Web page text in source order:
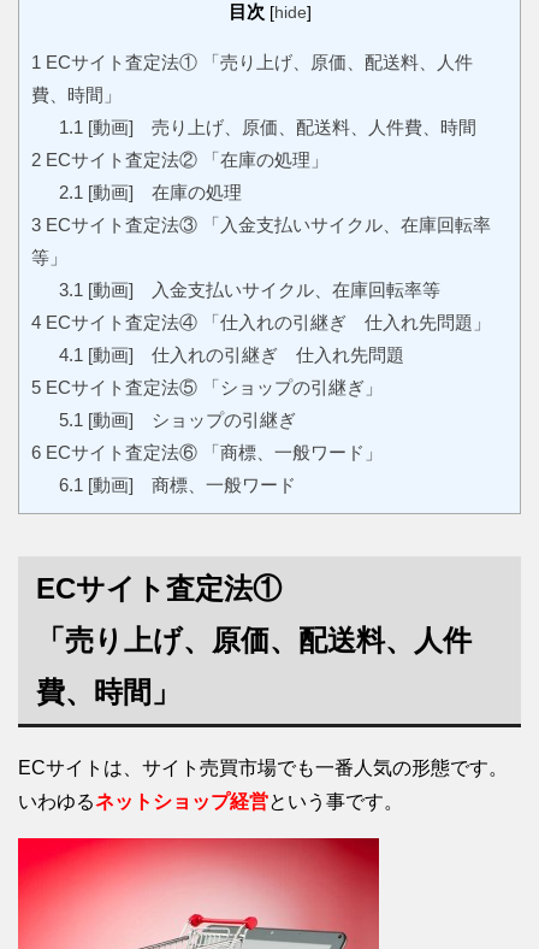
目次 [hide]
1 ECサイト査定法① 「売り上げ、原価、配送料、人件
費、時間」
1.1 [動画] 売り上げ、原価、配送料、人件費、時間
2 ECサイト査定法② 「在庫の処理」
2.1 [動画] 在庫の処理
3 ECサイト査定法③ 「入金支払いサイクル、在庫回転率
等」
3.1 [動画] 入金支払いサイクル、在庫回転率等
4 ECサイト査定法④ 「仕入れの引継ぎ 仕入れ先問題」
4.1 [動画] 仕入れの引継ぎ 仕入れ先問題
5 ECサイト査定法⑤ 「ショップの引継ぎ」
5.1 [動画] ショップの引継ぎ
6 ECサイト査定法⑥ 「商標、一般ワード」
6.1 [動画] 商標、一般ワード
ECサイト査定法①
「売り上げ、原価、配送料、人件
費、時間」
ECサイトは、サイト売買市場でも一番人気の形態です。
いわゆるネットショップ経営という事です。